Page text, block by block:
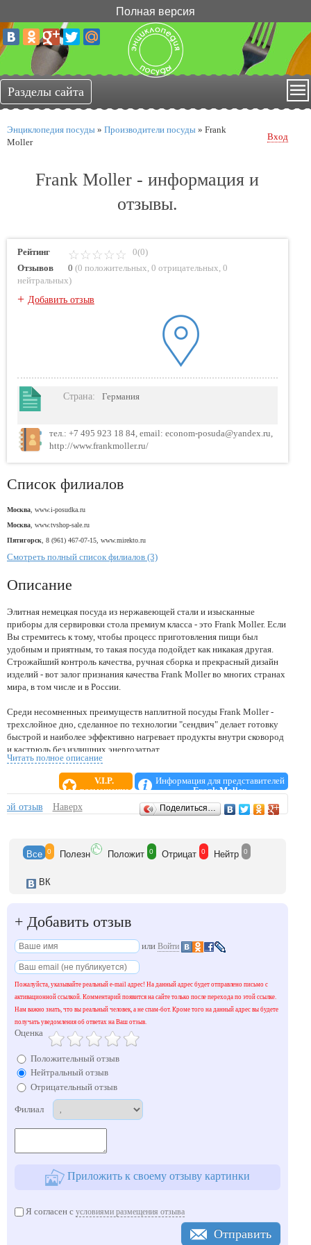
Полная версия
Энциклопедия посуды » Производители посуды » Frank
Moller
Вход
Frank Moller - информация и
отзывы.
Рейтинг
0(0)
Отзывов
0 (0 положительных 0 отрицательных 0
нейтральных)
+ Добавить отзыв
Страна: Германия
тел.: +7 495 923 18 84, email: econom-posuda@yandex.ru,
http://www.frankmoller.ru/
Список филиалов
Москва , www.i-posudka.ru
Москва , www.tvshop-sale.ru
Пятигорск , 8 (961) 467-07-15, www.mirekto.ru
Смотреть полный список филиалов (3)
Описание
Элитная немецкая посуда из нержавеющей стали и изысканные
приборы для сервировки стола премиум класса - это Frank Moller. Если
Вы стремитесь к тому, чтобы процесс приготовления пищи был
удобным и приятным, то такая посуда подойдет как никакая другая.
Строжайший контроль качества, ручная сборка и прекрасный дизайн
изделий - вот залог признания качества Frank Moller во многих странах
мира, в том числе и в России.
Среди несомненных преимуществ наплитной посуды Frank Moller -
трехслойное дно, сделанное по технологии "сендвич" делает готовку
быстрой и наиболее эффективно нагревает продукты внутри сковород
и кастрюль без излишних энергозатрат.
Плотно прилегающие крышки с встроенными термодатчиками
предотвращают излишнее испарение влаги и позволяют
одна над другой. Так, в нижней кастрюле можно приготовить рагу, а в
верхней разогреть любую другую пищу.
Посуда Frank Möller – элитарность, доступная каждому!
Читать полное описание
V.I.P.
размещение
Информация для представителей
Frank Moller
Отзывы
отзыв Наверх Поделиться…
Все 0 Полезн Положит 0 Отрицат 0 Нейтр 0
ВК
+ Добавить отзыв
или Войти
Пожалуйста, указывайте реальный e-mail адрес! На данный адрес будет отправлено письмо с
активационной ссылкой. Комментарий появится на сайте только после перехода по этой ссылке.
Нам важно знать, что вы реальный человек, а не спам-бот. Кроме того на данный адрес вы будете
получать уведомления об ответах на Ваш отзыв.
Оценка
Положительный отзыв
Нейтральный отзыв
Отрицательный отзыв
Филиал
Приложить к своему отзыву картинки
Я согласен с условиями размещения отзыва
Отправить